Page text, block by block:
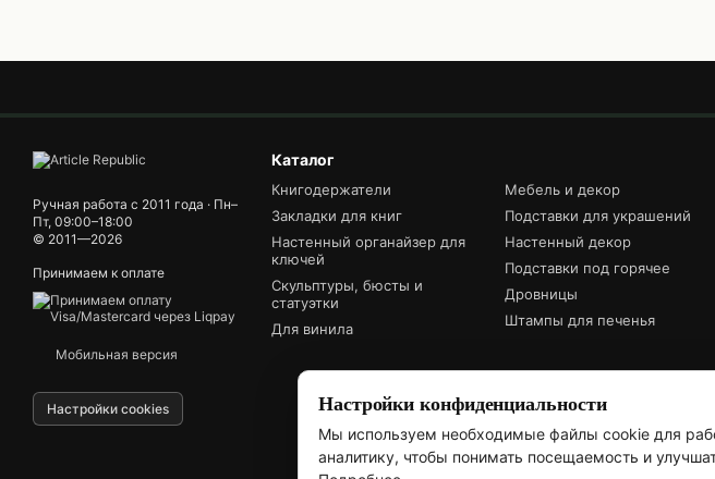
Ручная работа с 2011 года · Пн–
Пт, 09:00–18:00
© 2011—2026
Принимаем к оплате
Мобильная версия
Настройки cookies
Каталог
Книгодержатели
Закладки для книг
Настенный органайзер для
ключей
Скульптуры, бюсты и
статуэтки
Для винила
Мебель и декор
Подставки для украшений
Настенный декор
Подставки под горячее
Дровницы
Штампы для печенья
Настройки конфиденциальности
Мы используем необходимые файлы cookie для
аналитику, чтобы понимать посещаемость и